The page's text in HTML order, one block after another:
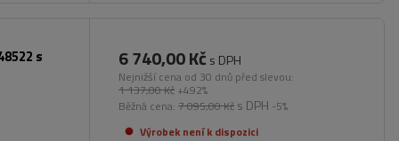
s
6 740,00 Kč s DPH
Nejnižší cena od 30 dnů před slevou:
1 137,00 Kč +492%
Běžná cena: 7 095,00 Kč s DPH -5%
Výrobek není k dispozici